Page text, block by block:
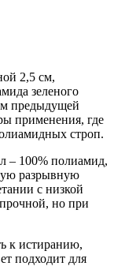
2,5 см,
зеленого
предыдущей
применения, где
строп.
– 100% полиамид,
разрывную
с низкой
но при
к истиранию,
подходит для